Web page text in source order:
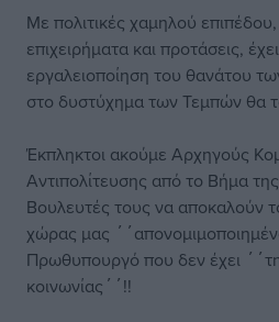
Με πολιτικές χαμηλού
επιχειρήματα και προτάσεις,
εργαλειοποίηση του θανάτου
στο δυστύχημα των Τεμπών θα
Έκπληκτοι ακούμε Αρχηγούς
Αντιπολίτευσης από το Βήμα
Βουλευτές τους να αποκαλούν
χώρας μας
Πρωθυπουργό που δεν έχει
κοινωνίας΄΄!!